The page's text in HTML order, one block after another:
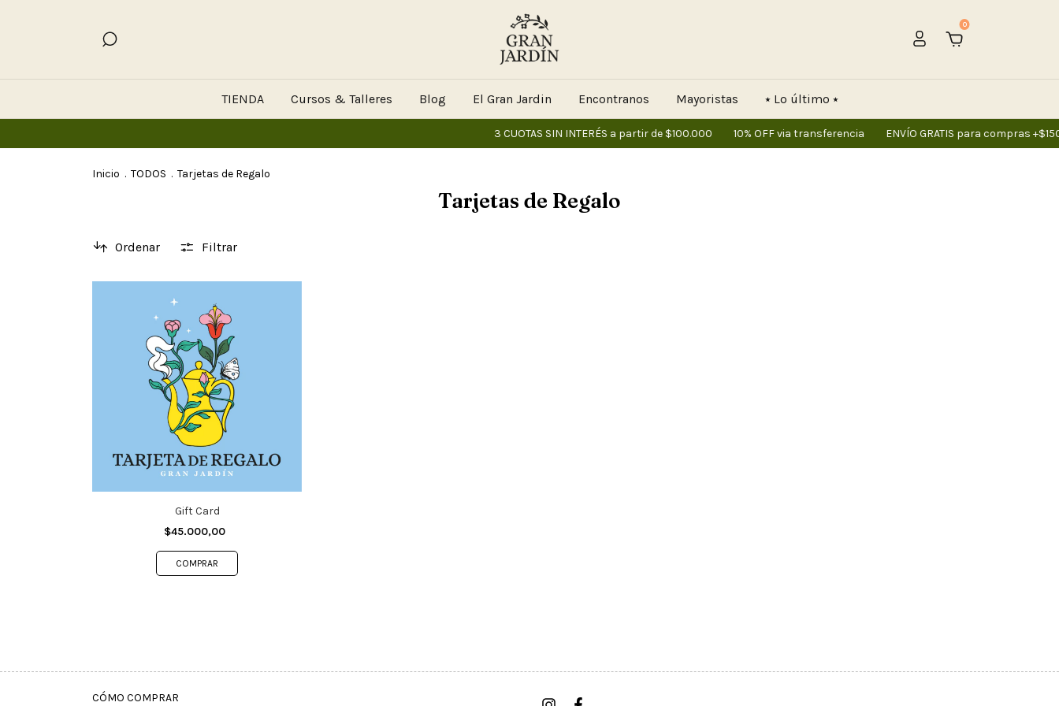
0
TIENDA Cursos & Talleres Blog El Gran Jardin Encontranos Mayoristas ⭑ Lo último ⭑
3 CUOTAS SIN INTERÉS a partir de $100.000 10% OFF via transferencia ENVÍO GRATIS para compras
Inicio . TODOS . Tarjetas de Regalo
Tarjetas de Regalo
Ordenar Filtrar
Gift Card
$45.000,00
COMPRAR
CÓMO COMPRAR